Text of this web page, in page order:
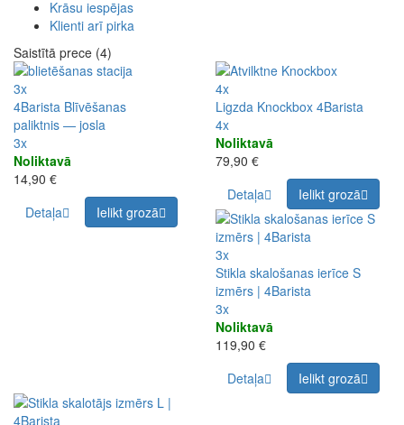
Krāsu iespējas
Klienti arī pirka
Saistītā prece (4)
3x
4Barista Blīvēšanas
paliktnis — josla
3x
Noliktavā
14,90 €
Detaļa
Ielikt grozā
4x
Ligzda Knockbox 4Barista
4x
Noliktavā
79,90 €
Detaļa
Ielikt grozā
3x
Stikla skalošanas ierīce S
izmērs | 4Barista
3x
Noliktavā
119,90 €
Detaļa
Ielikt grozā